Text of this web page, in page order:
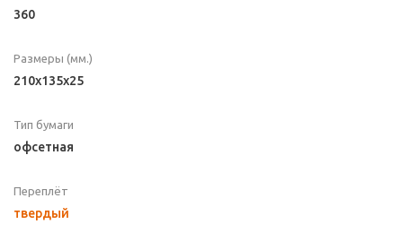
360
Размеры (мм.)
210x135x25
Тип бумаги
офсетная
Переплёт
твердый